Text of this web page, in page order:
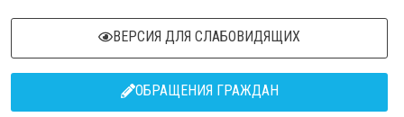
ВЕРСИЯ ДЛЯ СЛАБОВИДЯЩИХ
ОБРАЩЕНИЯ ГРАЖДАН